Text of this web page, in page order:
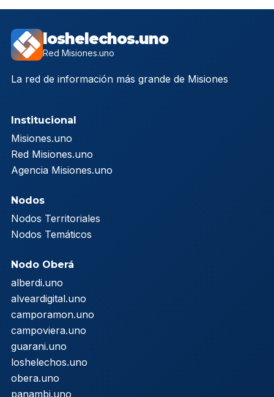
loshelechos.uno
Red Misiones.uno
La red de información más grande de Misiones
Institucional
Misiones.uno
Red Misiones.uno
Agencia Misiones.uno
Nodos
Nodos Territoriales
Nodos Temáticos
Nodo Oberá
alberdi.uno
alveardigital.uno
camporamon.uno
campoviera.uno
guarani.uno
loshelechos.uno
obera.uno
panambi.uno